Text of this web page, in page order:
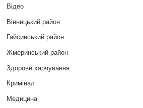
Відео
Вінницький район
Гайсинський район
Жмеринський район
Здорове харчування
Кримінал
Медицина